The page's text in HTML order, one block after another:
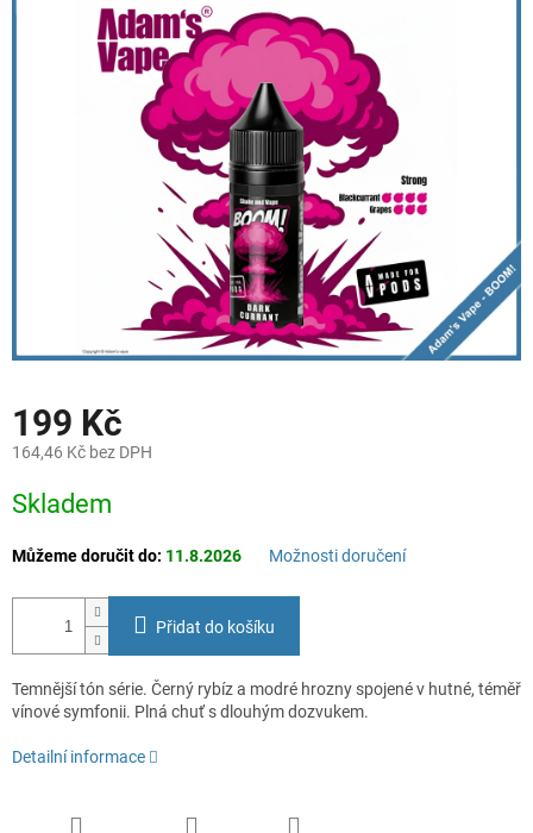
je
199 Kč
164,46 Kč bez DPH
cena:
Skladem
Můžeme doručit do: 11.8.2026 Možnosti doručení
Přidat do košíku
Temnější tón série. Černý rybíz a modré hrozny spojené v hutné, téměř
vínové symfonii. Plná chuť s dlouhým dozvukem.
Detailní informace